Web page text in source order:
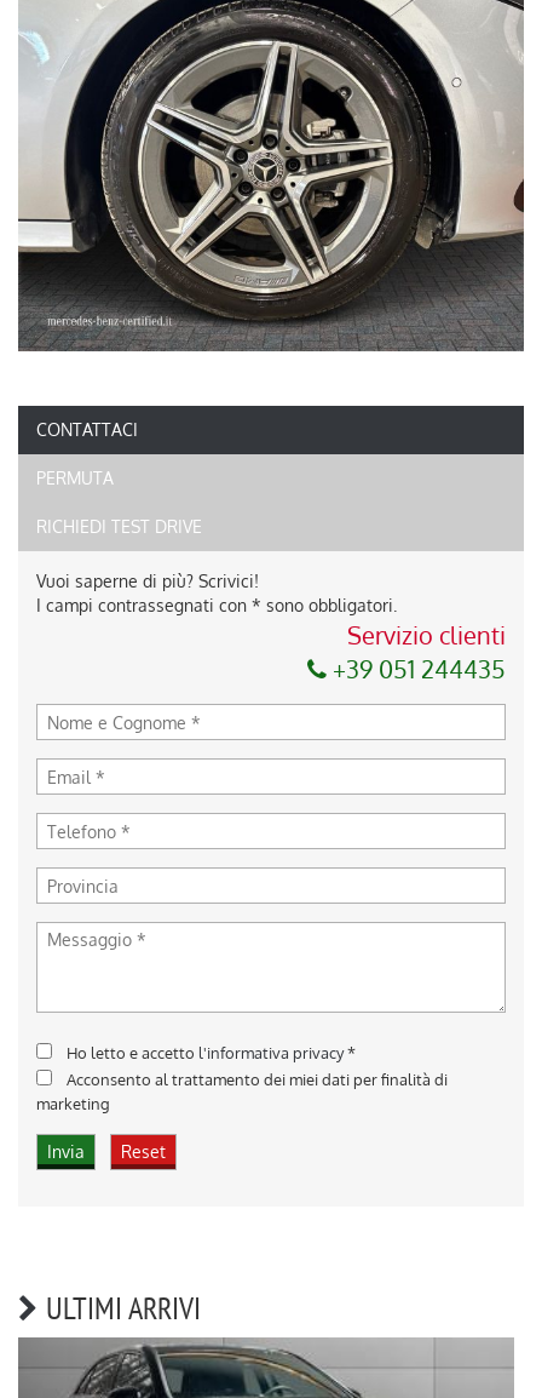
CONTATTACI
PERMUTA
RICHIEDI TEST DRIVE
Vuoi saperne di più? Scrivici!
I campi contrassegnati con * sono obbligatori.
Servizio clienti
+39 051 244435
Ho letto e accetto l'informativa privacy*
Acconsento al trattamento dei miei dati per finalità di
marketing
ULTIMI ARRIVI